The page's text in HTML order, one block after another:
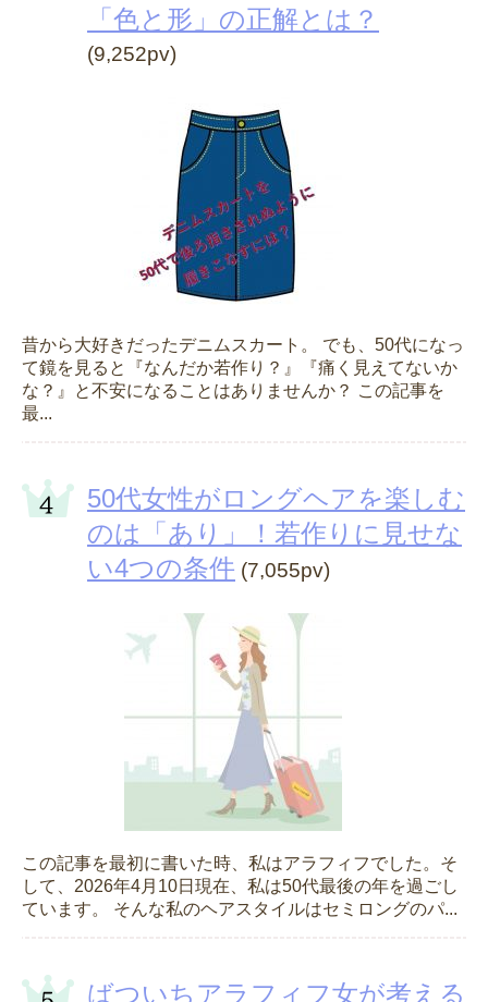
「色と形」の正解とは？
(9,252pv)
昔から大好きだったデニムスカート。 でも、50代になっ
て鏡を見ると『なんだか若作り？』『痛く見えてないか
な？』と不安になることはありませんか？ この記事を
最...
50代女性がロングヘアを楽しむ
のは「あり」！若作りに見せな
い4つの条件 (7,055pv)
この記事を最初に書いた時、私はアラフィフでした。そ
して、2026年4月10日現在、私は50代最後の年を過ごし
ています。 そんな私のヘアスタイルはセミロングのパ...
ばついちアラフィフ女が考える